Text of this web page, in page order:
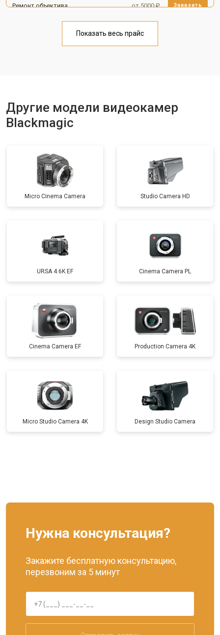
Ремонт объектива от 5000 ₽ Заказать
Показать весь прайс
Другие модели видеокамер
Blackmagic
Micro Cinema Camera Studio Camera HD
URSA 4.6K EF Cinema Camera PL
Cinema Camera EF Production Camera 4K
Micro Studio Camera 4K Design Studio Camera
Нужна консультация?
Закажите бесплатную консультацию,
перезвоним за 5 минут